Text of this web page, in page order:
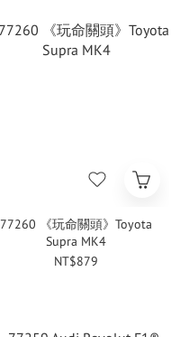
77260 《玩命關頭》Toyota
Supra MK4
NT$879